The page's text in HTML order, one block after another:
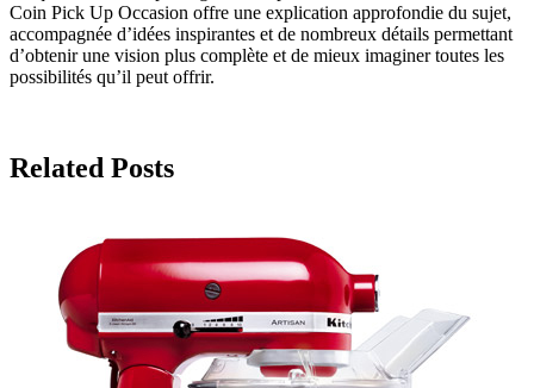
Coin Pick Up Occasion offre une explication approfondie du sujet,
accompagnée d’idées inspirantes et de nombreux détails permettant
d’obtenir une vision plus complète et de mieux imaginer toutes les
possibilités qu’il peut offrir.
Related Posts